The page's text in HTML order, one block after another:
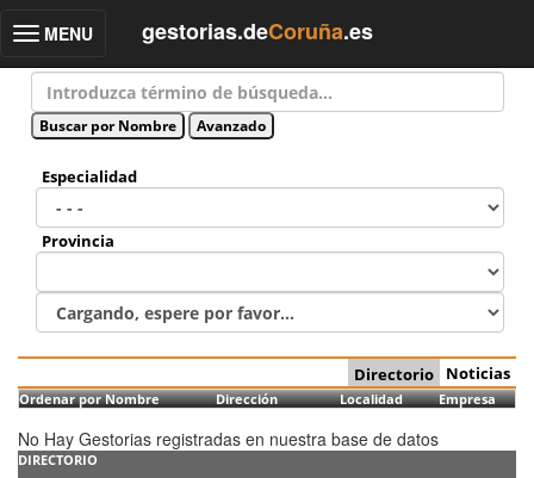
Toggle
MENU gestorias.deCoruña.es
Especialidad
Provincia
Directorio Noticias
Ordenar por Nombre Dirección Localidad Empresa
No Hay Gestorias registradas en nuestra base de datos
DIRECTORIO